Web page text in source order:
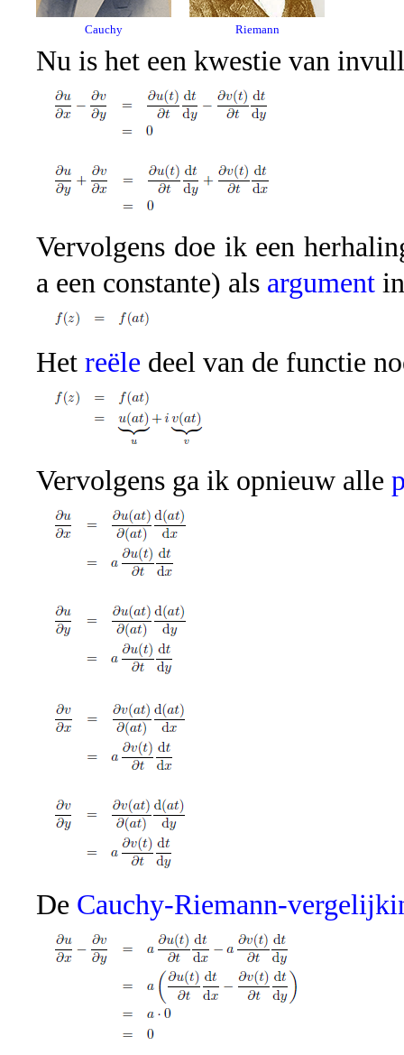
Cauchy Riemann
Nu is het een kwestie van
Vervolgens doe ik een
a een constante) als argument
Het reële deel van de functie
Vervolgens ga ik opnieuw alle
De Cauchy-Riemann-